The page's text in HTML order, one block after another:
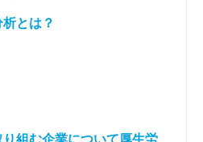
とは？
組む企業について厚生労